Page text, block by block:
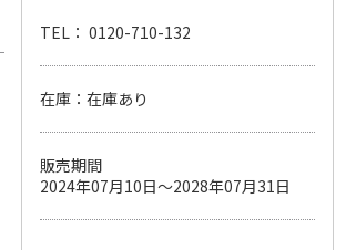
TEL： 0120-710-132
在庫：在庫あり
販売期間
2024年07月10日～2028年07月31日